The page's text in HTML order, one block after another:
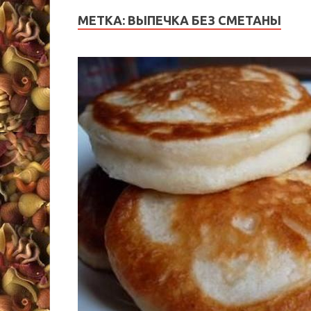
МЕТКА: ВЫПЕЧКА БЕЗ СМЕТАНЫ